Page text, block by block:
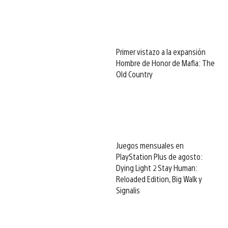
Primer vistazo a la expansión
Hombre de Honor de Mafia: The
Old Country
Juegos mensuales en
PlayStation Plus de agosto:
Dying Light 2 Stay Human:
Reloaded Edition, Big Walk y
Signalis